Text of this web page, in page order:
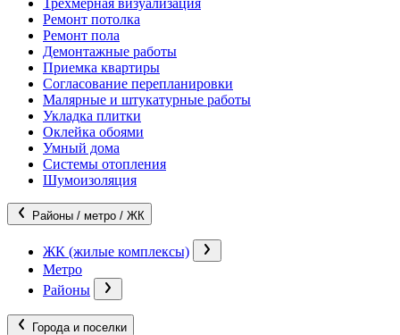
Трехмерная визуализация
Ремонт потолка
Ремонт пола
Демонтажные работы
Приемка квартиры
Согласование перепланировки
Малярные и штукатурные работы
Укладка плитки
Оклейка обоями
Умный дома
Системы отопления
Шумоизоляция
Районы / метро / ЖК
ЖК (жилые комплексы)
Метро
Районы
Города и поселки